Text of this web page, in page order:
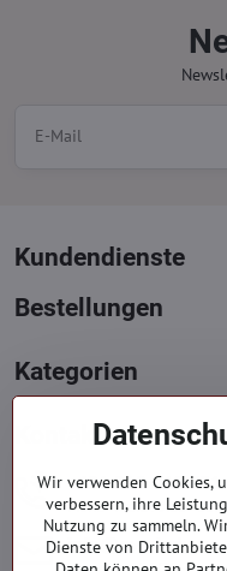
Kundendienste
Bestellungen
Kategorien
Kontakte
+421 919 060 751
Mont. - Freit. : 9:00 -
info​​@everlady​​.eu
Wir verwenden Cookies,
verbessern, ihre
Nutzung zu sammeln.
Dienste von